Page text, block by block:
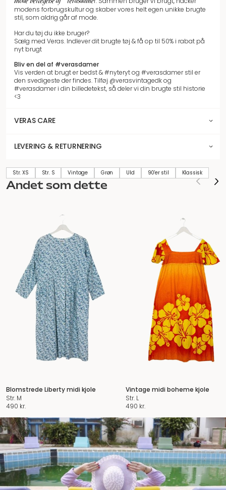
modens forbrugskultur og skaber vores helt egen unikke brugte
stil, som aldrig går af mode.
Har du tøj du ikke bruger?
Sælg med Veras. Indlever dit brugte tøj & få op til 50% i rabat på
nyt brugt
Bliv en del af #verasdamer
Vis verden at brugt er bedst & #nyteryt og #verasdamer stil er
den svedigeste der findes. Tilføj @verasvintagedk og
#verasdamer i din billedetekst, så deler vi din brugte stil historie
<3
VERAS CARE
LEVERING & RETURNERING
Str. XS Str. S Vintage Grøn Uld 90'er stil Klassisk
Andet som dette
Blomstrede Liberty midi kjole
Str. M
490 kr.
Vintage midi boheme kjole
Str. L
490 kr.